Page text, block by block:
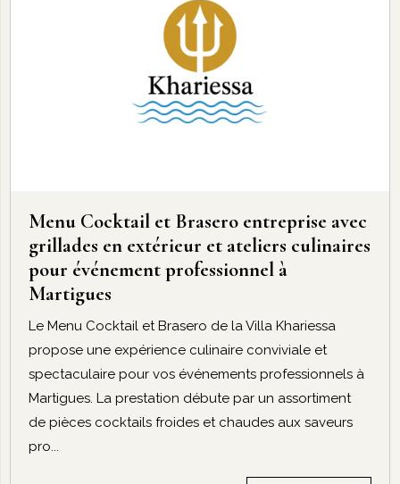
Menu Cocktail et Brasero entreprise avec
grillades en extérieur et ateliers culinaires
pour événement professionnel à
Martigues
Le Menu Cocktail et Brasero de la Villa Khariessa
propose une expérience culinaire conviviale et
spectaculaire pour vos événements professionnels à
Martigues. La prestation débute par un assortiment
de pièces cocktails froides et chaudes aux saveurs
pro...